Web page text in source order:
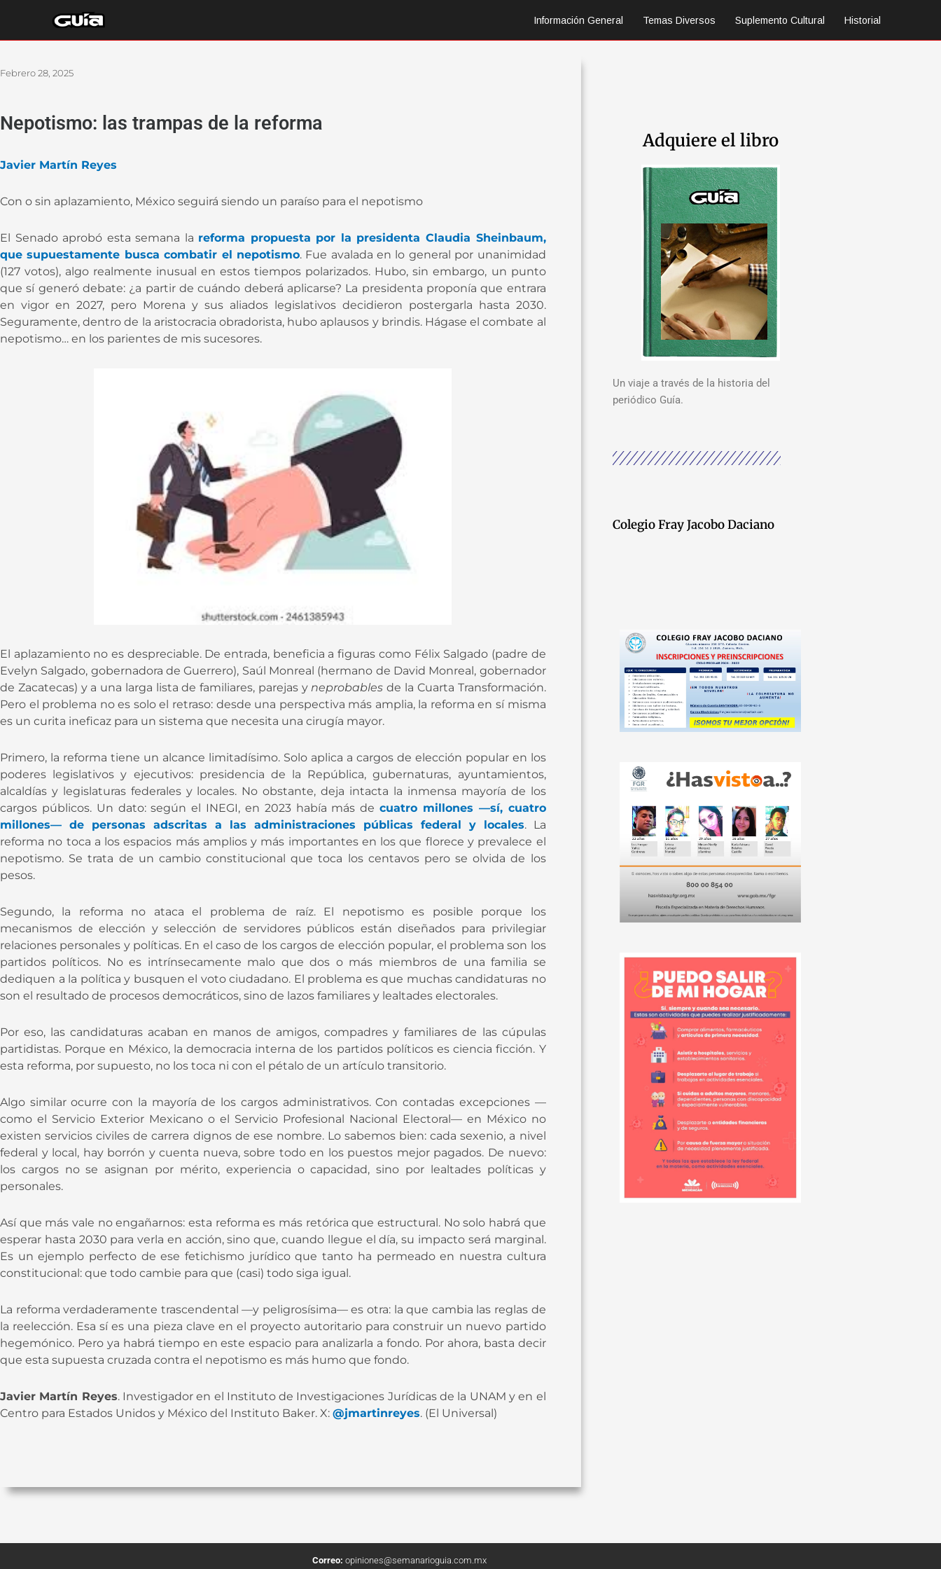
contenido
Información General Temas Diversos Suplemento Cultural Historial
Febrero 28, 2025
Nepotismo: las trampas de la reforma
Javier Martín Reyes
Con o sin aplazamiento, México seguirá siendo un paraíso para el nepotismo
El Senado aprobó esta semana la reforma propuesta por la presidentaClaudia Sheinbaum,
que supuestamente busca combatir el nepotismo. Fue avalada en lo general por unanimidad
(127 votos), algo realmente inusual en estos tiempos polarizados. Hubo, sin embargo, un punto
que sí generó debate: ¿a partir de cuándo deberá aplicarse? La presidenta proponía que entrara
en vigor en 2027, pero Morena y sus aliados legislativos decidieron postergarla hasta 2030.
Seguramente, dentro de la aristocracia obradorista, hubo aplausos y brindis. Hágase el combate al
nepotismo… en los parientes de mis sucesores.
El aplazamiento no es despreciable. De entrada, beneficia a figuras como Félix Salgado (padre de
Evelyn Salgado, gobernadora de Guerrero), Saúl Monreal (hermano de David Monreal, gobernador
de Zacatecas) y a una larga lista de familiares, parejas y neprobables de la Cuarta Transformación.
Pero el problema no es solo el retraso: desde una perspectiva más amplia, la reforma en sí misma
es un curita ineficaz para un sistema que necesita una cirugía mayor.
Primero, la reforma tiene un alcance limitadísimo. Solo aplica a cargos de elección popular en los
poderes legislativos y ejecutivos: presidencia de la República, gubernaturas, ayuntamientos,
alcaldías y legislaturas federales y locales. No obstante, deja intacta la inmensa mayoría de los
cargos públicos. Un dato: según el INEGI, en 2023 había más decuatro millones —sí, cuatro
millones— de personas adscritas a las administraciones públicas federal y locales. La
reforma no toca a los espacios más amplios y más importantes en los que florece y prevalece el
nepotismo. Se trata de un cambio constitucional que toca los centavos pero se olvida de los
pesos.
Segundo, la reforma no ataca el problema de raíz. El nepotismo es posible porque los
mecanismos de elección y selección de servidores públicos están diseñados para privilegiar
relaciones personales y políticas. En el caso de los cargos de elección popular, el problema son los
partidos políticos. No es intrínsecamente malo que dos o más miembros de una familia se
dediquen a la política y busquen el voto ciudadano. El problema es que muchas candidaturas no
son el resultado de procesos democráticos, sino de lazos familiares y lealtades electorales.
Por eso, las candidaturas acaban en manos de amigos, compadres y familiares de las cúpulas
partidistas. Porque en México, la democracia interna de los partidos políticos es ciencia ficción. Y
esta reforma, por supuesto, no los toca ni con el pétalo de un artículo transitorio.
Algo similar ocurre con la mayoría de los cargos administrativos. Con contadas excepciones —
como el Servicio Exterior Mexicano o el Servicio Profesional Nacional Electoral— en México no
existen servicios civiles de carrera dignos de ese nombre. Lo sabemos bien: cada sexenio, a nivel
federal y local, hay borrón y cuenta nueva, sobre todo en los puestos mejor pagados. De nuevo:
los cargos no se asignan por mérito, experiencia o capacidad, sino por lealtades políticas y
personales.
Así que más vale no engañarnos: esta reforma es más retórica que estructural. No solo habrá que
esperar hasta 2030 para verla en acción, sino que, cuando llegue el día, su impacto será marginal.
Es un ejemplo perfecto de ese fetichismo jurídico que tanto ha permeado en nuestra cultura
constitucional: que todo cambie para que (casi) todo siga igual.
La reforma verdaderamente trascendental —y peligrosísima— es otra: la que cambia las reglas de
la reelección. Esa sí es una pieza clave en el proyecto autoritario para construir un nuevo partido
hegemónico. Pero ya habrá tiempo en este espacio para analizarla a fondo. Por ahora, basta decir
que esta supuesta cruzada contra el nepotismo es más humo que fondo.
Javier Martín Reyes. Investigador en el Instituto de Investigaciones Jurídicas de la UNAM y en el
Centro para Estados Unidos y México del Instituto Baker. X: @jmartinreyes. (El Universal)
Adquiere el libro
Un viaje a través de la historia del
periódico Guía.
Colegio Fray Jacobo Daciano
Correo: opiniones@semanarioguia.com.mx